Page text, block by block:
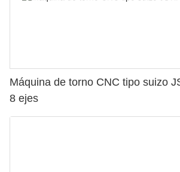
Máquina de torno CNC tipo suizo
8 ejes